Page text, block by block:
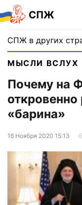
СПЖ
СПЖ в других
МЫСЛИ ВСЛУХ
Почему на
«барина»
16 Ноября 2020 15:13